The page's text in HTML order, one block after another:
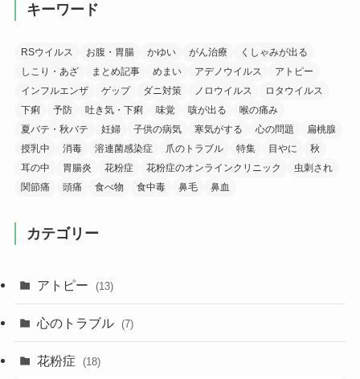
キーワード
RSウイルス お腹・胃腸 かゆい がん治療
くしゃみが出る
しこり・あざ
まとめ記事 めまい アデノウイルス
アトピー
インフルエンザ
ゲップ ダニ対策 ノロウイルス
ロタウイルス
下痢
予防 吐き気・下痢 味覚 咳が出る
喉の痛み
夏バテ・秋バテ
妊婦 子供の病気 寒気がする 心の問題
扁桃腺
授乳中
消毒 溶連菌感染症 爪のトラブル 特集 目やに
秋
耳の中
胃腸炎 花粉症 花粉症のオンラインクリニック
虫刺され
関節痛
頭痛 食べ物 食中毒 鼻毛 鼻血
カテゴリー
アトピー (13)
心のトラブル (7)
花粉症 (18)